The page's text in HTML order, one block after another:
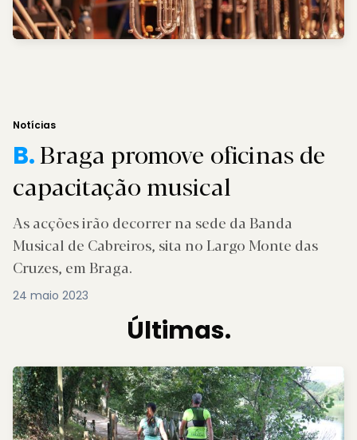
Notícias
B.Braga promove oficinas de
capacitação musical
As acções irão decorrer na sede da Banda
Musical de Cabreiros, sita no Largo Monte das
Cruzes, em Braga.
24 maio 2023
Últimas.